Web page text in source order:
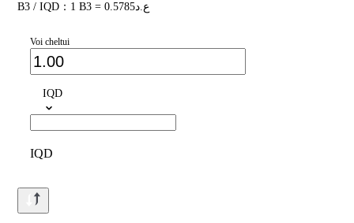
B3 / IQD：1 B3 = ع.د0.5785
Voi cheltui
IQD
IQD